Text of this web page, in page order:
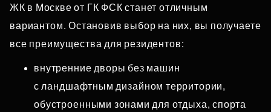
ЖК в Москве от ГК ФСК станет отличным
вариантом. Остановив выбор на них, вы получаете
все преимущества для резидентов:
внутренние дворы без машин
с ландшафтным дизайном территории,
обустроенными зонами для отдыха, спорта